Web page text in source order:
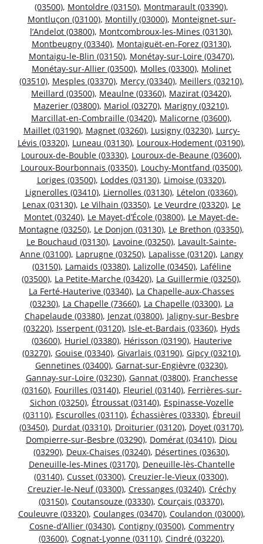
(03500), Montoldre (03150), Montmarault (03390),
Montluçon (03100), Montilly (03000), Monteignet-sur-
l’Andelot (03800), Montcombroux-les-Mines (03130),
Montbeugny (03340), Montaiguët-en-Forez (03130),
Montaigu-le-Blin (03150), Monétay-sur-Loire (03470),
Monétay-sur-Allier (03500), Molles (03300), Molinet
(03510), Mesples (03370), Mercy (03340), Meillers (03210),
Meillard (03500), Meaulne (03360), Mazirat (03420),
Mazerier (03800), Mariol (03270), Marigny (03210),
Marcillat-en-Combraille (03420), Malicorne (03600),
Maillet (03190), Magnet (03260), Lusigny (03230), Lurcy-
Lévis (03320), Luneau (03130), Louroux-Hodement (03190),
Louroux-de-Bouble (03330), Louroux-de-Beaune (03600),
Louroux-Bourbonnais (03350), Louchy-Montfand (03500),
Loriges (03500), Loddes (03130), Limoise (03320),
Lignerolles (03410), Liernolles (03130), Lételon (03360),
Lenax (03130), Le Vilhain (03350), Le Veurdre (03320), Le
Montet (03240), Le Mayet-d’École (03800), Le Mayet-de-
Montagne (03250), Le Donjon (03130), Le Brethon (03350),
Le Bouchaud (03130), Lavoine (03250), Lavault-Sainte-
Anne (03100), Laprugne (03250), Lapalisse (03120), Langy
(03150), Lamaids (03380), Lalizolle (03450), Laféline
(03500), La Petite-Marche (03420), La Guillermie (03250),
La Ferté-Hauterive (03340), La Chapelle-aux-Chasses
(03230), La Chapelle (73660), La Chapelle (03300), La
Chapelaude (03380), Jenzat (03800), Jaligny-sur-Besbre
(03220), Isserpent (03120), Isle-et-Bardais (03360), Hyds
(03600), Huriel (03380), Hérisson (03190), Hauterive
(03270), Gouise (03340), Givarlais (03190), Gipcy (03210),
Gennetines (03400), Garnat-sur-Engièvre (03230),
Gannay-sur-Loire (03230), Gannat (03800), Franchesse
(03160), Fourilles (03140), Fleuriel (03140), Ferrières-sur-
Sichon (03250), Étroussat (03140), Espinasse-Vozelle
(03110), Escurolles (03110), Échassières (03330), Ébreuil
(03450), Durdat (03310), Droiturier (03120), Doyet (03170),
Dompierre-sur-Besbre (03290), Domérat (03410), Diou
(03290), Deux-Chaises (03240), Désertines (03630),
Deneuille-les-Mines (03170), Deneuille-lès-Chantelle
(03140), Cusset (03300), Creuzier-le-Vieux (03300),
Creuzier-le-Neuf (03300), Cressanges (03240), Créchy
(03150), Coutansouze (03330), Courçais (03370),
Couleuvre (03320), Coulanges (03470), Coulandon (03000),
Cosne-d’Allier (03430), Contigny (03500), Commentry
(03600), Cognat-Lyonne (03110), Cindré (03220),